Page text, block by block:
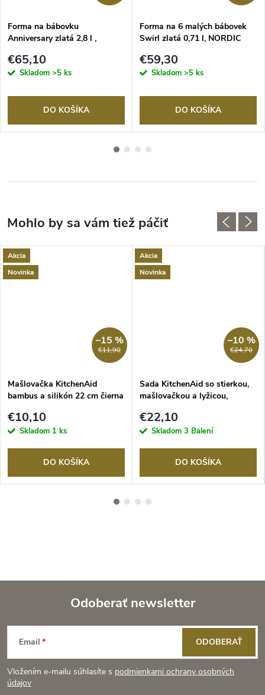
Forma na bábovku
Anniversary zlatá 2,8 l ,
€65,10
Skladom >5 ks
DO KOŠÍKA
Forma na 6 malých bábovek
Swirl zlatá 0,71 l, NORDIC
€59,30
Skladom >5 ks
DO KOŠÍKA
Akcia
Novinka
€11,90
–15 %
Mašlovačka KitchenAid
bambus a silikón 22 cm čierna
€10,10
Skladom 1 ks
DO KOŠÍKA
Akcia
Novinka
€24,70
–10 %
Sada KitchenAid so stierkou,
mašlovačkou a lyžicou,
€22,10
Skladom 3 Balení
DO KOŠÍKA
Z
á
Odoberať newsletter
Email
Vložením e-mailu súhlasíte s podmienkami ochrany osobných
údajov
ODOBERAŤ